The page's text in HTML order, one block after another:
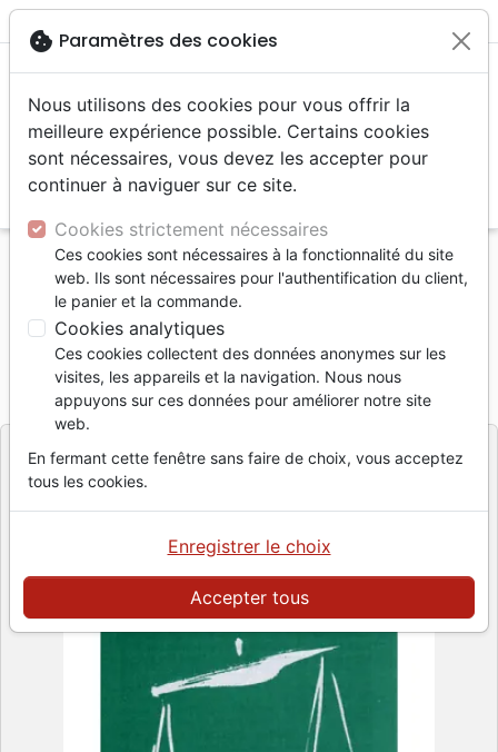
menu
Accueil Livres
Brochures et traités
Dieu est-il injuste ?
Dieu est-il injuste ?
Référence SV021FR EAN2120000001796
EditeurBIBLE & PUBLICATIONS CHRETIEN
cookie Paramètres des cookies
Nous utilisons des cookies pour vous offrir la
meilleure expérience possible. Certains cookies
sont nécessaires, vous devez les accepter pour
continuer à naviguer sur ce site.
Cookies strictement nécessaires
Ces cookies sont nécessaires à la fonctionnalité du site
web. Ils sont nécessaires pour l'authentification du client,
le panier et la commande.
Cookies analytiques
Ces cookies collectent des données anonymes sur les
visites, les appareils et la navigation. Nous nous
appuyons sur ces données pour améliorer notre site
web.
En fermant cette fenêtre sans faire de choix, vous acceptez
tous les cookies.
Accepter tous
Enregistrer le choix